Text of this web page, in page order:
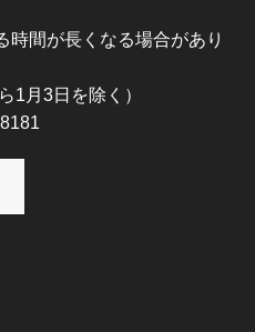
間が長くなる場合があり
1月3日を除く）